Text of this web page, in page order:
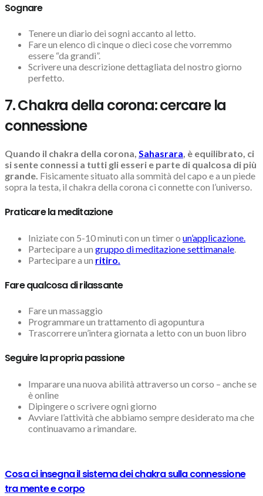
Sognare
Tenere un diario dei sogni accanto al letto.
Fare un elenco di cinque o dieci cose che vorremmo
essere “da grandi”.
Scrivere una descrizione dettagliata del nostro giorno
perfetto.
7. Chakra della corona: cercare la
connessione
Quando il chakra della corona, Sahasrara, è equilibrato, ci
si sente connessi a tutti gli esseri e parte di qualcosa di più
grande. Fisicamente situato alla sommità del capo e a un piede
sopra la testa, il chakra della corona ci connette con l’universo.
Praticare la meditazione
Iniziate con 5-10 minuti con un timer o un’applicazione.
Partecipare a un gruppo di meditazione settimanale
Partecipare a un ritiro.
Fare qualcosa di rilassante
Fare un massaggio
Programmare un trattamento di agopuntura
Trascorrere un’intera giornata a letto con un buon libro
Seguire la propria passione
Imparare una nuova abilità attraverso un corso – anche se
è online
Dipingere o scrivere ogni giorno
Avviare l’attività che abbiamo sempre desiderato ma che
continuavamo a rimandare.
Cosa ci insegna il sistema dei chakra sulla connessione
tra mente e corpo